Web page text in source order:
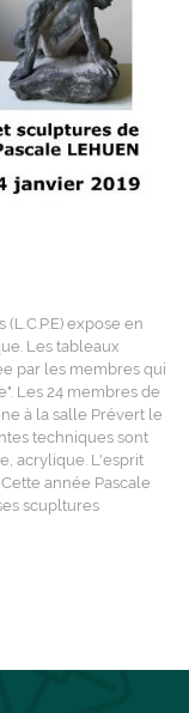
expose en
Les tableaux
par les membres qui
Les 24 membres de
à la salle Prévert le
techniques sont
acrylique. L'esprit
année Pascale
scupltures